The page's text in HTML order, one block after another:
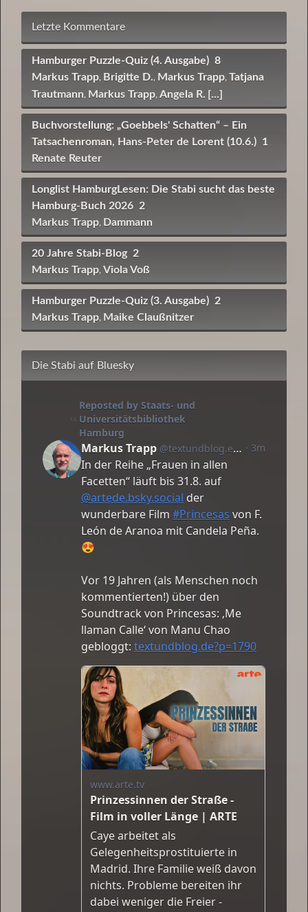
Letzte Kommentare
Hamburger Puzzle-Quiz (4. Ausgabe) 8
Markus Trapp, Brigitte D., Markus Trapp, Tatjana
Trautmann, Markus Trapp, Angela R. [...]
Buchvorstellung: „Goebbels' Schatten“ – Ein
Tatsachenroman, Hans-Peter de Lorent (10.6.) 1
Renate Reuter
Longlist HamburgLesen: Die Stabi sucht das beste
Hamburg-Buch 2026 2
Markus Trapp, Dammann
20 Jahre Stabi-Blog 2
Markus Trapp, Viola Voß
Hamburger Puzzle-Quiz (3. Ausgabe) 2
Markus Trapp, Maike Claußnitzer
Die Stabi auf Bluesky